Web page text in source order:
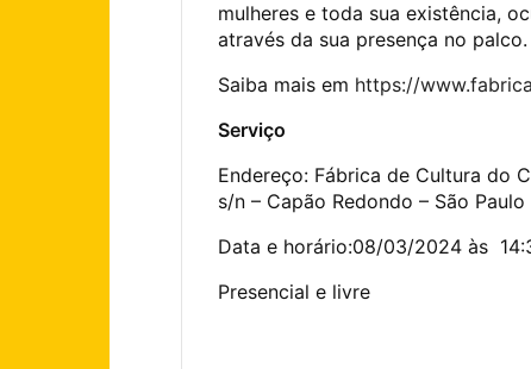
mulheres e toda sua existência,
através da sua presença no palco.
Saiba mais em https://
Serviço
Endereço: Fábrica de Cultura do
s/n – Capão Redondo – São Paulo
Data e horário:08/03/2024 às
Presencial e livre